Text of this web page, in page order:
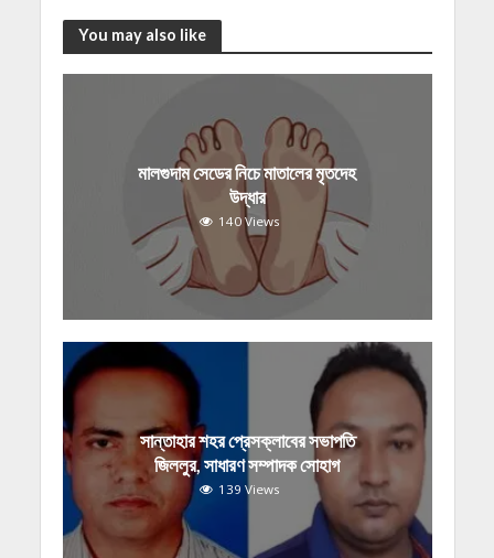
You may also like
মালগুদাম সেডের নিচে মাতালের মৃতদেহ
উদ্ধার
140 Views
সান্তাহার শহর প্রেসক্লাবের সভাপতি
জিললুর, সাধারণ সম্পাদক সোহাগ
139 Views